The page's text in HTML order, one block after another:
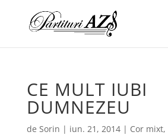
CE MULT IUBI
DUMNEZEU
de Sorin | iun. 21, 2014| Cor mixt,